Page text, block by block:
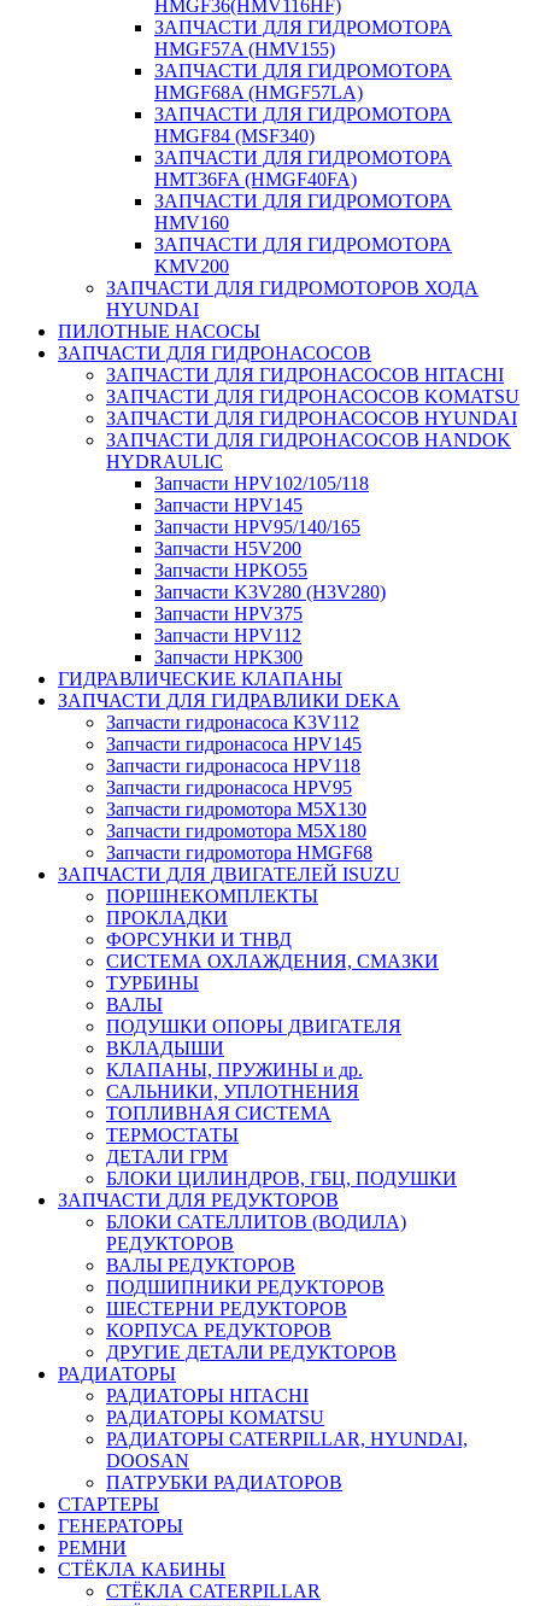
HMGF36(HMV116HF)
ЗАПЧАСТИ ДЛЯ ГИДРОМОТОРА
HMGF57A (HMV155)
ЗАПЧАСТИ ДЛЯ ГИДРОМОТОРА
HMGF68A (HMGF57LA)
ЗАПЧАСТИ ДЛЯ ГИДРОМОТОРА
HMGF84 (MSF340)
ЗАПЧАСТИ ДЛЯ ГИДРОМОТОРА
HMT36FA (HMGF40FA)
ЗАПЧАСТИ ДЛЯ ГИДРОМОТОРА
HMV160
ЗАПЧАСТИ ДЛЯ ГИДРОМОТОРА
KMV200
ЗАПЧАСТИ ДЛЯ ГИДРОМОТОРОВ ХОДА
HYUNDAI
ПИЛОТНЫЕ НАСОСЫ
ЗАПЧАСТИ ДЛЯ ГИДРОНАСОСОВ
ЗАПЧАСТИ ДЛЯ ГИДРОНАСОСОВ HITACHI
ЗАПЧАСТИ ДЛЯ ГИДРОНАСОСОВ KOMATSU
ЗАПЧАСТИ ДЛЯ ГИДРОНАСОСОВ HYUNDAI
ЗАПЧАСТИ ДЛЯ ГИДРОНАСОСОВ HANDOK
HYDRAULIC
Запчасти HPV102/105/118
Запчасти HPV145
Запчасти HPV95/140/165
Запчасти H5V200
Запчасти HPKO55
Запчасти K3V280 (H3V280)
Запчасти HPV375
Запчасти HPV112
Запчасти HPK300
ГИДРАВЛИЧЕСКИЕ КЛАПАНЫ
ЗАПЧАСТИ ДЛЯ ГИДРАВЛИКИ DEKA
Запчасти гидронасоса K3V112
Запчасти гидронасоса HPV145
Запчасти гидронасоса HPV118
Запчасти гидронасоса HPV95
Запчасти гидромотора M5X130
Запчасти гидромотора M5X180
Запчасти гидромотора HMGF68
ЗАПЧАСТИ ДЛЯ ДВИГАТЕЛЕЙ ISUZU
ПОРШНЕКОМПЛЕКТЫ
ПРОКЛАДКИ
ФОРСУНКИ И ТНВД
СИСТЕМА ОХЛАЖДЕНИЯ, СМАЗКИ
ТУРБИНЫ
ВАЛЫ
ПОДУШКИ ОПОРЫ ДВИГАТЕЛЯ
ВКЛАДЫШИ
КЛАПАНЫ, ПРУЖИНЫ и др.
САЛЬНИКИ, УПЛОТНЕНИЯ
ТОПЛИВНАЯ СИСТЕМА
ТЕРМОСТАТЫ
ДЕТАЛИ ГРМ
БЛОКИ ЦИЛИНДРОВ, ГБЦ, ПОДУШКИ
ЗАПЧАСТИ ДЛЯ РЕДУКТОРОВ
БЛОКИ САТЕЛЛИТОВ (ВОДИЛА)
РЕДУКТОРОВ
ВАЛЫ РЕДУКТОРОВ
ПОДШИПНИКИ РЕДУКТОРОВ
ШЕСТЕРНИ РЕДУКТОРОВ
КОРПУСА РЕДУКТОРОВ
ДРУГИЕ ДЕТАЛИ РЕДУКТОРОВ
РАДИАТОРЫ
РАДИАТОРЫ HITACHI
РАДИАТОРЫ KOMATSU
РАДИАТОРЫ CATERPILLAR, HYUNDAI,
DOOSAN
ПАТРУБКИ РАДИАТОРОВ
СТАРТЕРЫ
ГЕНЕРАТОРЫ
РЕМНИ
СТЁКЛА КАБИНЫ
СТЁКЛА CATERPILLAR